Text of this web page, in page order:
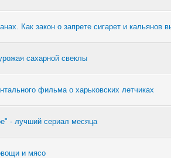
Как закон о запрете сигарет и кальянов
сахарной свеклы
фильма о харьковских летчиках
- лучший сериал месяца
и мясо